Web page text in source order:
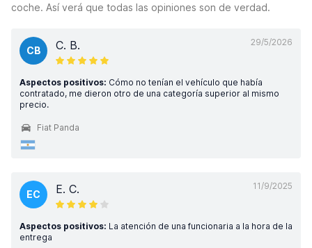
coche. Así verá que todas las opiniones son de verdad.
29/5/2026
CB C. B.
Aspectos positivos: Cómo no tenían el vehículo que había
contratado, me dieron otro de una categoría superior al mismo
precio.
Fiat Panda
11/9/2025
EC E. C.
Aspectos positivos: La atención de una funcionaria a la hora de la
entrega